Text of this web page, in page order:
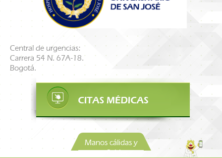
Central de urgencias:
Carrera 54 N. 67A-18.
Bogotá.
Manos cálidas y
confiables